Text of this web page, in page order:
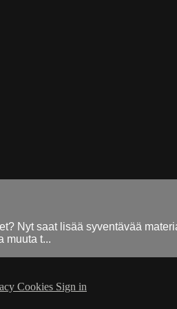
Nyt saat lisää syventävää
muuta t...
Cookies Sign in